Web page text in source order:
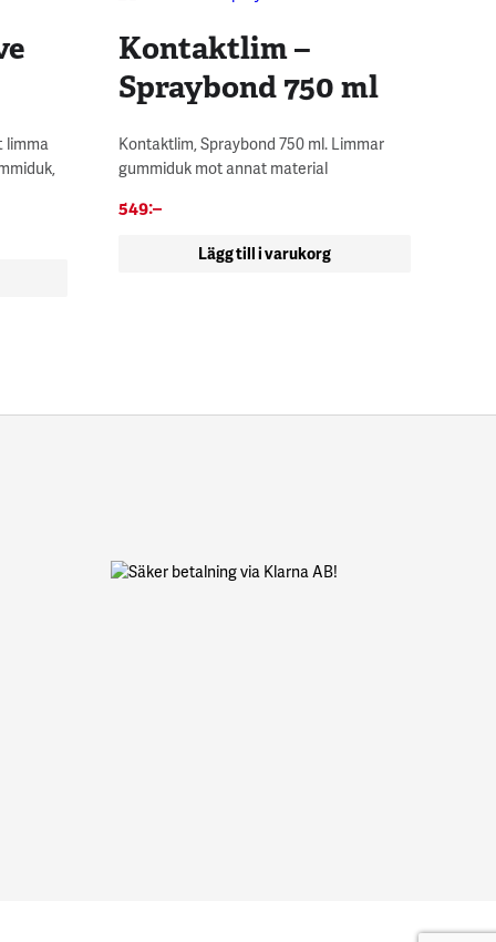
limma
Kontaktlim –
Spraybond 750 ml
Kontaktlim, Spraybond 750 ml. Limmar
gummiduk mot annat material
549:–
Lägg till i varukorg